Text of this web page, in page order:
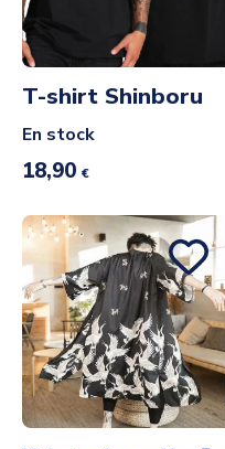
T-shirt Shinboru
En stock
18,90 €